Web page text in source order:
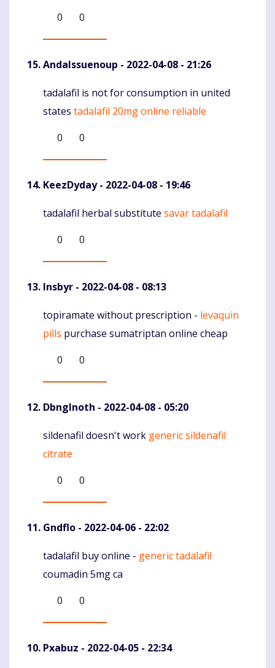
0
0
AndaIssuenoup - 2022-04-08 - 21:26
Komentaras
tadalafil is not for consumption in united
states tadalafil 20mg online reliable
0
0
KeezDyday- 2022-04-08 - 19:46
Komentaras
tadalafil herbal substitute savar tadalafil
0
0
Insbyr - 2022-04-08 - 08:13
Komentaras
topiramate without prescription - levaquin
pills purchase sumatriptan online cheap
0
0
DbngInoth - 2022-04-08 - 05:20
Komentaras
sildenafil doesn't work generic sildenafil
citrate
0
0
Gndflo - 2022-04-06 - 22:02
Komentaras
tadalafil buy online - generic tadalafil
coumadin 5mg ca
0
0
Pxabuz - 2022-04-05 - 22:34